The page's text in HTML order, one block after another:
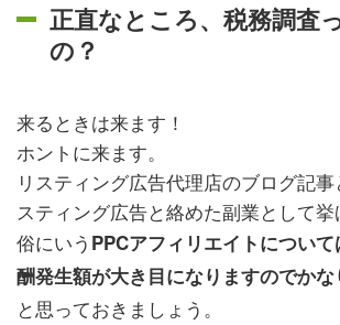
正直なところ、税務調査
の？
来るときは来ます！
ホントに来ます。
リスティング広告代理店のブログ記
スティング広告と絡めた副業として挙
俗にいう PPCアフィリエイトについ
酬発生額が大き目になりますのでか
と思っておきましょう。